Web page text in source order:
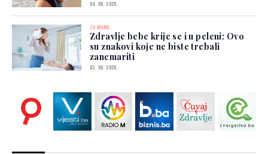
04. 08. 2026.
ZA MAME
Zdravlje bebe krije se i u peleni: Ovo
su znakovi koje ne biste trebali
zanemariti
03. 08. 2026.